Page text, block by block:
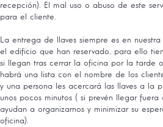
recepción). El mal uso o abuso de este
para el cliente.
La entrega de llaves siempre es en
el edificio que han reservado, para ello
si llegan tras cerrar la oficina por la tarde
habrá una lista con el nombre de los
y una persona les acercará las llaves a la
unos pocos minutos ( si prevén llegar fuera
ayudan a organizarnos y minimizar su
oficina).